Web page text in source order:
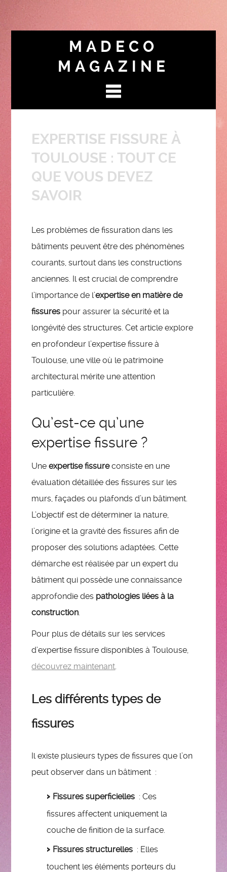
MADECO
MAGAZINE
EXPERTISE FISSURE À
TOULOUSE : TOUT CE
QUE VOUS DEVEZ
SAVOIR
Les problèmes de fissuration dans les
bâtiments peuvent être des phénomènes
courants, surtout dans les constructions
anciennes. Il est crucial de comprendre
l’importance de l’expertise en matière de
fissures pour assurer la sécurité et la
longévité des structures. Cet article explore
en profondeur l’expertise fissure à
Toulouse, une ville où le patrimoine
architectural mérite une attention
particulière.
Qu’est-ce qu’une
expertise fissure ?
Uneexpertise fissureconsiste en une
évaluation détaillée des fissures sur les
murs, façades ou plafonds d’un bâtiment.
L’objectif est de déterminer la nature,
l’origine et la gravité des fissures afin de
proposer des solutions adaptées. Cette
démarche est réalisée par un expert du
bâtiment qui possède une connaissance
approfondie des pathologies liées à la
construction
Pour plus de détails sur les services
d’expertise fissure disponibles à Toulouse,
découvrez maintenant
Les différents types de
fissures
Il existe plusieurs types de fissures que l’on
peut observer dans un bâtiment :
Fissures superficielles : Ces
fissures affectent uniquement la
couche de finition de la surface.
Fissures structurelles : Elles
touchent les éléments porteurs du